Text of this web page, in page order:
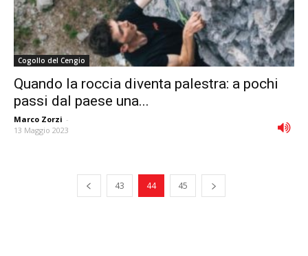
Cogollo del Cengio
Quando la roccia diventa palestra: a pochi
passi dal paese una...
Marco Zorzi -
13 Maggio 2023
43 44 45